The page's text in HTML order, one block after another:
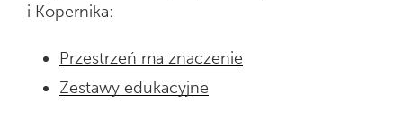
i Kopernika:
Przestrzeń ma znaczenie
Zestawy edukacyjne